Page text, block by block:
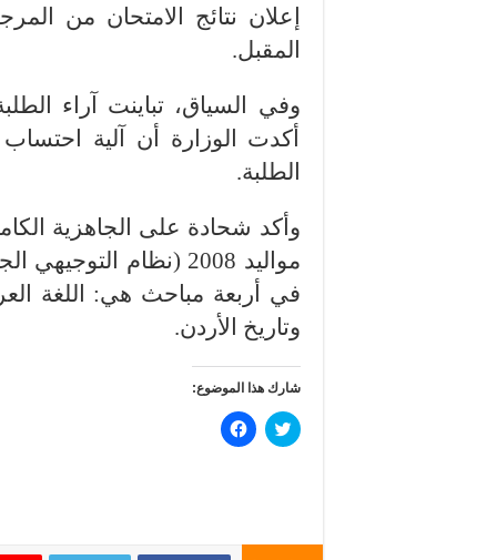
إعلان نتائج الامتحان من
المقبل.
وفي السياق، تباينت آراء
أكدت الوزارة أن آلية
الطلبة.
وأكد شحادة على الجاهزية
في أربعة مباحث هي: اللغة
وتاريخ الأردن.
شارك هذا الموضوع:
ا
ض
ا
ا
ن
ر